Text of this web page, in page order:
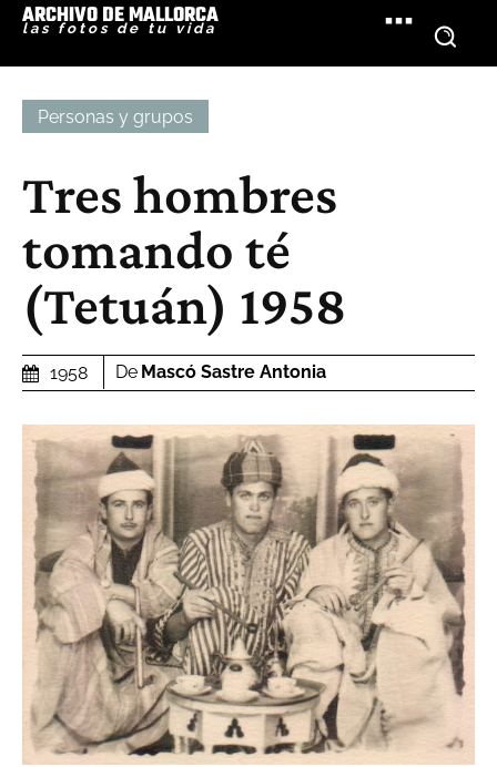
ARCHIVO DE MALLORCA
las fotos de tu vida
Personas y grupos
Tres hombres
tomando té
(Tetuán) 1958
1958 De Mascó Sastre Antonia